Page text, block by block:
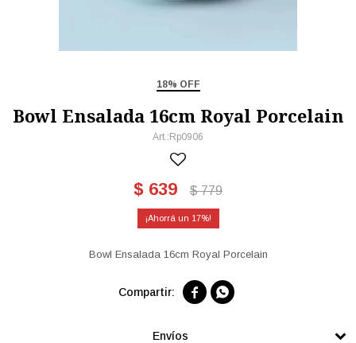
18% OFF
Bowl Ensalada 16cm Royal Porcelain
Rp0906
$ 639 $ 779
17
Bowl Ensalada 16cm Royal Porcelain
 
Envíos